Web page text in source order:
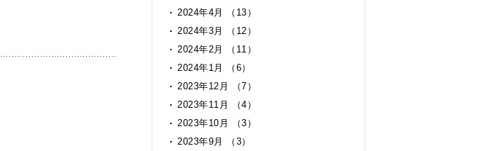
2024年4月 （13）
2024年3月 （12）
2024年2月 （11）
2024年1月 （6）
2023年12月 （7）
2023年11月 （4）
2023年10月 （3）
2023年9月 （3）